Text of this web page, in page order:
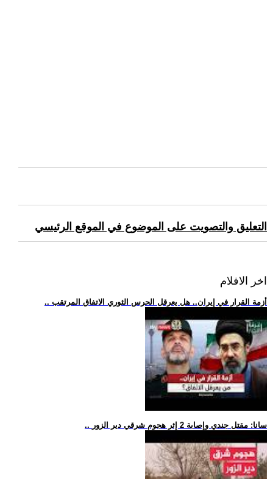
التعليق والتصويت على الموضوع في الموقع الرئيسي
اخر الافلام
.. أزمة القرار في إيران.. هل يعرقل الحرس الثوري الاتفاق المرتقب
.. سانا: مقتل جندي وإصابة 2 إثر هجوم شرقي دير الزور